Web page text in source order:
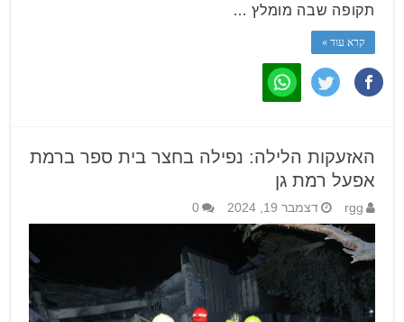
תקופה שבה מומלץ …
קרא עוד »
האזעקות הלילה: נפילה בחצר בית ספר ברמת
אפעל רמת גן
rgg דצמבר 19, 2024 0